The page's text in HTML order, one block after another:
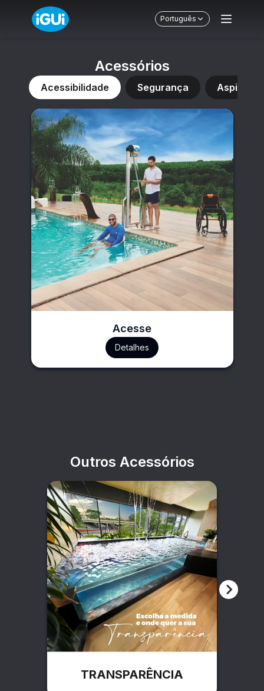
Português
Acessórios
Acessibilidade Segurança
Acesse
Detalhes
Outros Acessórios
TRANSPARÊNCIA